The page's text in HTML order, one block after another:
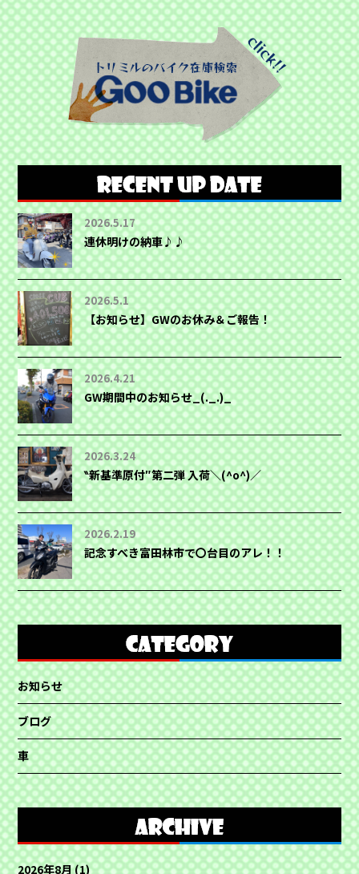
2026.5.17
連休明けの納車♪♪
2026.5.1
【お知らせ】GWのお休み＆ご報告！
2026.4.21
GW期間中のお知らせ_(._.)_
2026.3.24
‶新基準原付″第二弾 入荷＼(^o^)／
2026.2.19
記念すべき富田林市で〇台目のアレ！！
お知らせ
ブログ
車
2026年8月(1)